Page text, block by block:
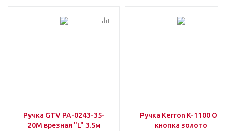
Ручка GTV PA-0243-35-
20M врезная "L" 3.5м
Ручка Kerron K-1100 ОТ
кнопка золото